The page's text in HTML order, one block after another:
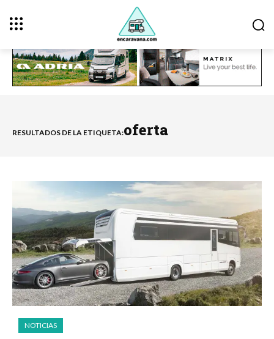
RESULTADOS DE LA ETIQUETA:oferta
NOTICIAS